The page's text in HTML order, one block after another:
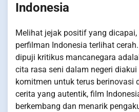
Indonesia
Melihat jejak positif yang dicapai,
perfilman Indonesia terlihat
dipuji kritikus mancanegara
cita rasa seni dalam negeri diakui
komitmen untuk terus berinovasi
cerita yang autentik, film
berkembang dan menarik